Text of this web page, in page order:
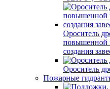
Ороситель
повышенной
создания
Ороситель
Пожарные